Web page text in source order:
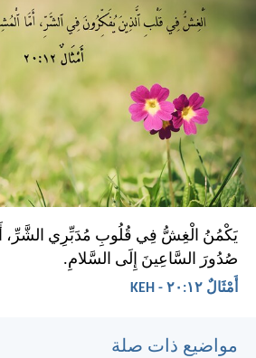
يَكْمُنُ الْغِشُّ فِي قُلُوبِ مُدَبِّرِي الشَّرِّ،
صُدُورَ السَّاعِينَ إِلَى السَّلامِ.
أَمْثَالٌ ١٢:‏٢٠ - KEH
مواضيع ذات صلة